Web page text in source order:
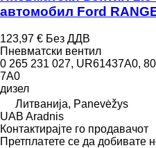
aвтомобил Ford
123,97 € Без ДДВ
Пневматски вентил
0 265 231 027, UR61437A0,
7A0
дизел
Литванија, Panevėžys
UAB Aradnis
Контактирајте го продавачот
Претплатете се да добивате